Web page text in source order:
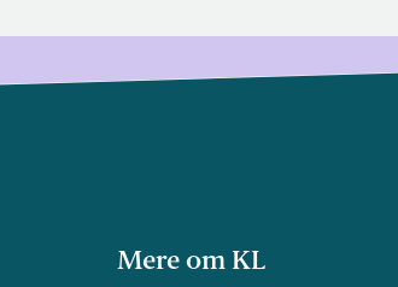
Mere om KL